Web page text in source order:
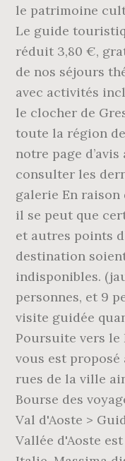
le patrimoine
Le guide
réduit 3,80 €,
de nos séjours
avec activités
le clocher de
toute la région
notre page
consulter les
galerie En raison
il se peut que
et autres points
destination
indisponibles.
personnes, et 9
visite guidée
Poursuite vers le
vous est
rues de la ville
Bourse des
Val d'Aoste >
Vallée d'Aoste